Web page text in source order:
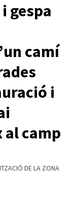
gespa
camí
i
al camp
LA
DE LA ZONA